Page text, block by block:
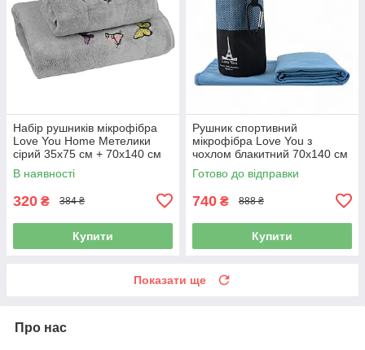
Набір рушників мікрофібра
Love You Home Метелики
сірий 35х75 см + 70х140 см
(60154)
В наявності
320 ₴ 384 ₴
Купити
Рушник спортивний
мікрофібра Love You з
чохлом блакитний 70х140 см
(60142)
Готово до відправки
740 ₴ 888 ₴
Купити
Показати ще
Про нас